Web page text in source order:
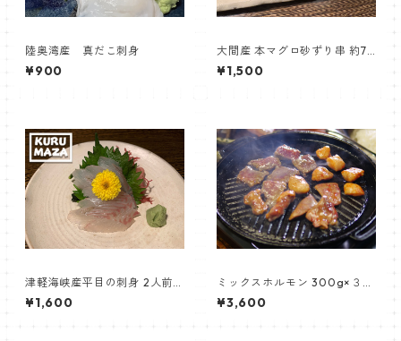
陸奥湾産 真だこ刺身
¥900
大間産 本マグロ砂ずり串 約70
g 【居酒屋くるまざ】
¥1,500
津軽海峡産平目の刺身 2人前
120g【居酒屋くるまざ】
¥1,600
ミックスホルモン 300g×３セ
ット【三代目藤村商店】
¥3,600